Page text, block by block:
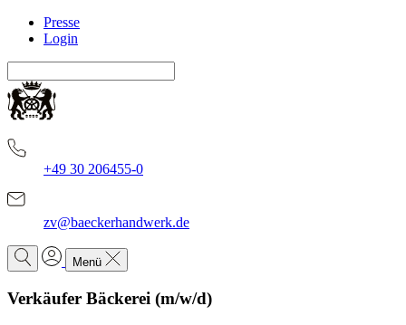
Presse
Login
+49 30 206455-0
zv@baeckerhandwerk.de
Menü
Verkäufer Bäckerei (m/w/d)